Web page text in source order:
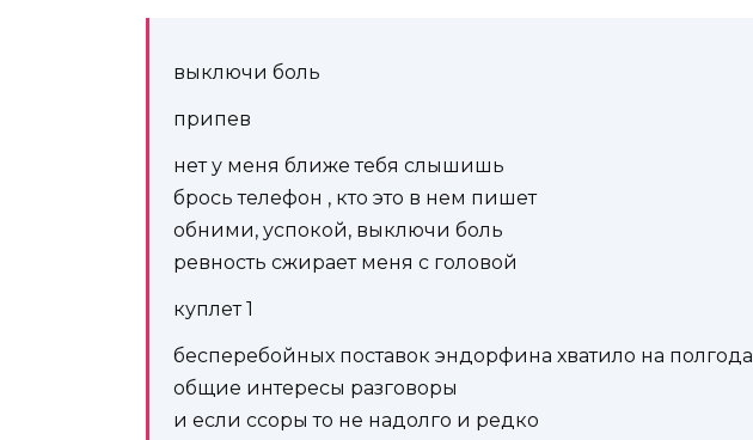
выключи боль
припев
нет у меня ближе тебя слышишь
брось телефон , кто это в нем пишет
обними, успокой, выключи боль
ревность сжирает меня с головой
куплет 1
бесперебойных поставок эндорфина хватило на полгода
общие интересы разговоры
и если ссоры то не надолго и редко